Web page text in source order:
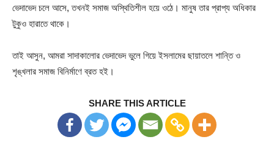
ভেদাভেদ চলে আসে, তখনই সমাজ অস্থিতিশীল হয়ে ওঠে। মানুষ তার প্রাপ্য অধিকার
টুকুও হারাতে থাকে।
তাই আসুন, আমরা সাদাকালোর ভেদাভেদ ভুলে গিয়ে ইসলামের ছায়াতলে শান্তি ও
শৃঙ্খলার সমাজ বিনির্মাণে ব্রত হই।
SHARE THIS ARTICLE